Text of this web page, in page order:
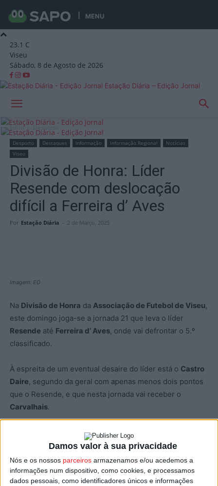
Damos valor à sua privacidade
Nós e os nossos parceiros armazenamos e/ou acedemos a
informações num dispositivo, como cookies, e processamos
dados pessoais, como identificadores únicos e informações
MENU
23.1 C
Viseu
Sábado, 8 de Agosto de 2026
Estação Diária – Edição Jornal
Início Desporto
Desporto Destaques Informação Informação Regional
Notícias
Viseu
Divisão de Honra: Líder
Resende com deslocação
difícil a Ferreira d’ Aves
Por Estação Diária - 2 de Março, 2025
Imagem: ED
Na Divisão de Honra da Associação de Futebol de Viseu,
este domingo joga-se a jornada 21 que leva o líder
Resende até Ferreira d’ Aves, onde vai defrontar o 5.º
classificado.
À espreita de um eventual desaire do líder está o Castro
Daire, segundo da geral com apenas menos dois pontos
que o Resende, e que nesta jornada vai receber o
Carvalhais.
Os jogos da jornada 21, todos pelas 15:00 são:
Canas de Senhorim – Penalva do Castelo
Castro Daire – Carvalhais